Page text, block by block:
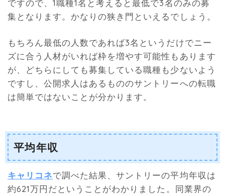
ですので、1職種1名と考えると最低で3名のみの募
集となります。かなりの狭き門といえるでしょう。
もちろん最低の人数であれば3名というだけでニー
ズに合う人材がいれば枠を増やす可能性もあります
が、どちらにしても募集している職種も少ないよう
ですし、公開求人はあるもののサントリーへの転職
は簡単ではないことが分かります。
平均年収
キャリコネで調べた結果、サントリーの平均年収は
約621万円だということがわかりました。同業界の